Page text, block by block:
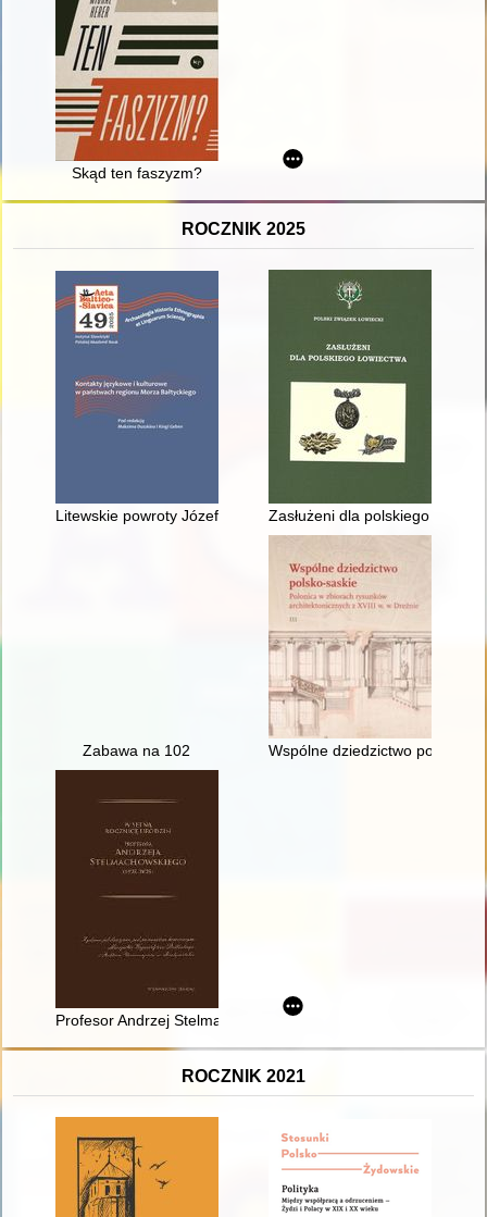
Skąd ten faszyzm?
ROCZNIK 2025
Litewskie powroty Józefa Mackiewicza : transmisja pamięci o
Zasłużeni dla polskiego
Zabawa na 102 Wspólne dziedzictwo polsko-
Profesor Andrzej Stelmachowski : (biografia naukowa,
ROCZNIK 2021